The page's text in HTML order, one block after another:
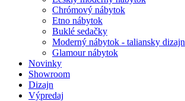
Chrómový nábytok
Etno nábytok
Buklé sedačky
Moderný nábytok - taliansky dizajn
Glamour nábytok
Novinky
Showroom
Dizajn
Výpredaj